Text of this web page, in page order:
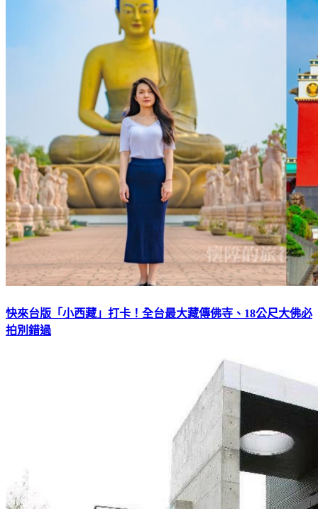
快來台版「小西藏」打卡！全台最大藏傳佛寺、18公尺大佛必
拍別錯過